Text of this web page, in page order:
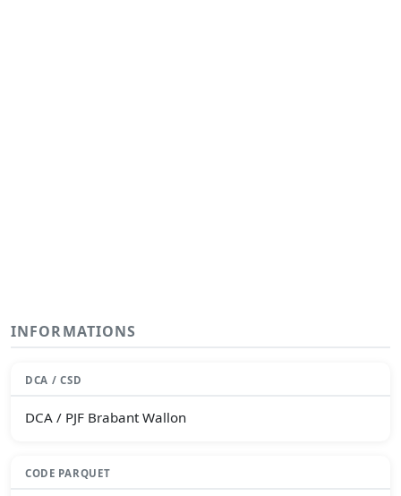
INFORMATIONS
DCA / CSD
DCA / PJF Brabant Wallon
CODE PARQUET